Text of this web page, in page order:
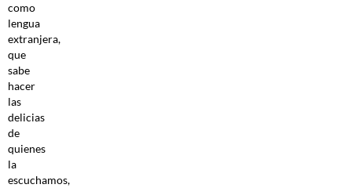
como
lengua
extranjera,
que
sabe
hacer
las
delicias
de
quienes
la
escuchamos,